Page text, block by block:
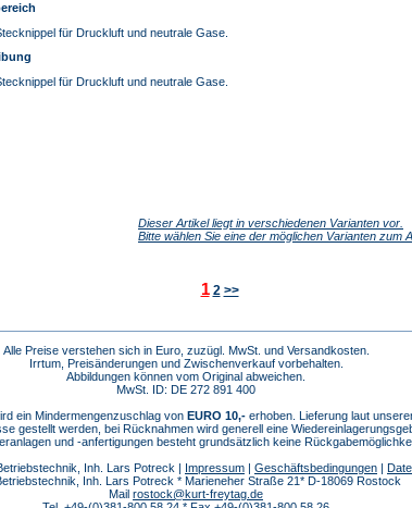
für Druckluft und neutrale Gase.
für Druckluft und neutrale Gase.
Dieser Artikel liegt in verschiedenen Varianten vor.
Bitte wählen Sie eine der möglichen Varianten zum
1 2 >>
Alle Preise verstehen sich in Euro, zuzügl. MwSt. und Versandkosten.
Irrtum, Preisänderungen und Zwischenverkauf vorbehalten.
Abbildungen können vom Original abweichen.
MwSt. ID: DE 272 891 400
ein Mindermengenzuschlag von EURO 10,- erhoben. Lieferung laut
gestellt werden, bei Rücknahmen wird generell eine
und -anfertigungen besteht grundsätzlich keine
Inh. Lars Potreck | Impressum | Geschäftsbedingungen |
Inh. Lars Potreck * Marieneher Straße 21* D-18069 Rostock
Mail rostock@kurt-freytag.de